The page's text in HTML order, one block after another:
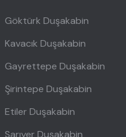
Göktürk Duşakabin
Kavacık Duşakabin
Gayrettepe Duşakabin
Şirintepe Duşakabin
Etiler Duşakabin
Sarıyer Duşakabin